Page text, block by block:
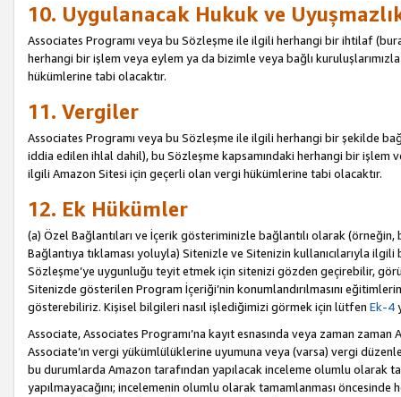
10. Uygulanacak Hukuk ve
Associates Programı veya bu Sözleşme ile ilgili herhangi bir ihtilaf
herhangi bir işlem veya eylem ya da bizimle veya bağlı
hükümlerine tabi olacaktır.
11. Vergiler
Associates Programı veya bu Sözleşme ile ilgili herhangi bir şekilde
iddia edilen ihlal dahil), bu Sözleşme kapsamındaki herhangi bir işlem
ilgili Amazon Sitesi için geçerli olan vergi hükümlerine tabi olacaktır.
12. Ek Hükümler
(a) Özel Bağlantıları ve İçerik gösteriminizle bağlantılı olarak
Bağlantıya tıklaması yoluyla) Sitenizle ve Sitenizin kullanıcılarıyla
Sözleşme’ye uygunluğu teyit etmek için sitenizi gözden geçirebilir,
Sitenizde gösterilen Program İçeriği’nin konumlandırılmasını
gösterebiliriz. Kişisel bilgileri nasıl işlediğimizi görmek için lütfen Ek-4
Associate, Associates Programı’na kayıt esnasında veya zaman
Associate’ın vergi yükümlülüklerine uyumuna veya (varsa) vergi
bu durumlarda Amazon tarafından yapılacak inceleme olumlu olarak
yapılmayacağını; incelemenin olumlu olarak tamamlanması